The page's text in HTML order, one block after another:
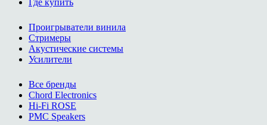
Где купить
Проигрыватели винила
Стримеры
Акустические системы
Усилители
Все бренды
Chord Electronics
Hi-Fi ROSE
PMC Speakers